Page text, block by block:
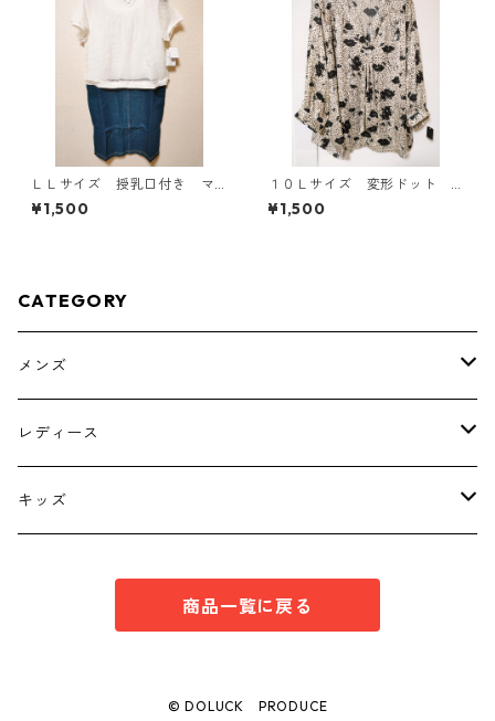
ＬＬサイズ 授乳口付き マ
タニティ ドッキングワンピ
ース ホワイト×ブルー KAE
¥1,500
１０Ｌサイズ 変形ドット
花柄 ボウタイブラウス オ
フホワイト KAE-4771
¥1,500
CATEGORY
メンズ
トップス
ボトムス
レディース
トップス
キッズ
商品一覧に戻る
© DOLUCK PRODUCE